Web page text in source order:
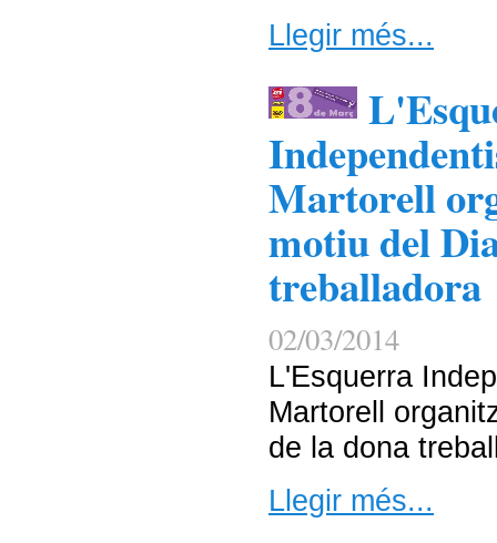
Llegir més...
Martorell
motiu del
treballadora
02/03/2014
L'Esquerra
Martorell
de la dona
Llegir més...